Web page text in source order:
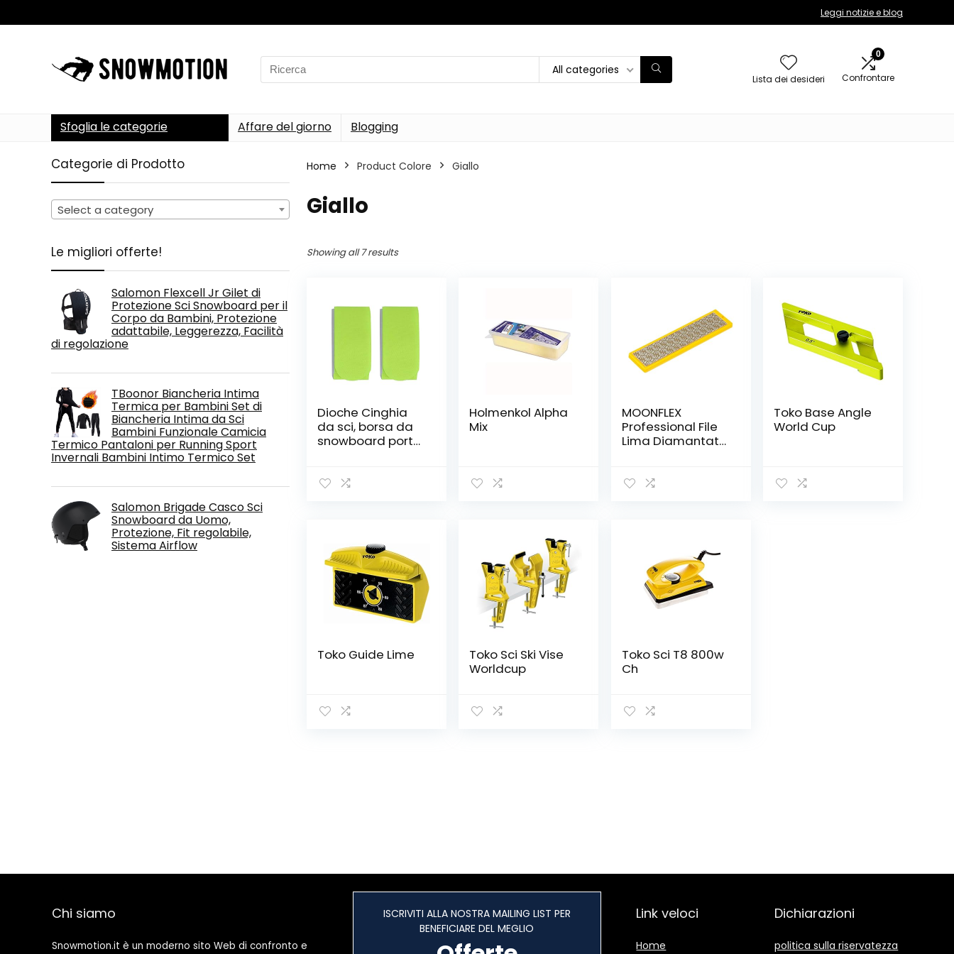
Leggi notizie e blog
Search
for:
All categories
Lista dei desideri
0
Confrontare
Sfoglia le categorie Affare del giorno Blogging
Categorie di Prodotto
Select a category
Le migliori offerte!
Salomon Flexcell Jr Gilet di
Protezione Sci Snowboard per il
Corpo da Bambini, Protezione
adattabile, Leggerezza, Facilità
di regolazione
TBoonor Biancheria Intima
Termica per Bambini Set di
Biancheria Intima da Sci
Bambini Funzionale Camicia
Termico Pantaloni per Running Sport
Invernali Bambini Intimo Termico Set
Salomon Brigade Casco Sci
Snowboard da Uomo,
Protezione, Fit regolabile,
Sistema Airflow
Home Product Colore ‎Giallo
‎Giallo
Showing all 7 results
Dioche Cinghia
da sci, borsa da
snowboard porta
Holmenkol Alpha
Mix
MOONFLEX
Professional File
Lima Diamantata,
Toko Base Angle
World Cup
Toko Guide Lime
Toko Sci Ski Vise
Worldcup
Toko Sci T8 800w
Ch
Chi siamo
Snowmotion.it è un moderno sito Web di confronto e
ISCRIVITI ALLA NOSTRA MAILING LIST PER
BENEFICIARE DEL MEGLIO
Link veloci
Home
Dichiarazioni
politica sulla riservatezza